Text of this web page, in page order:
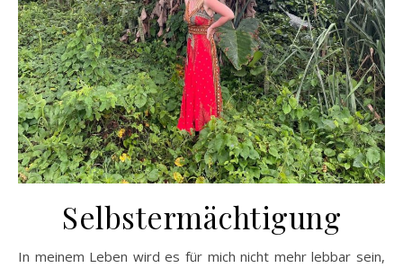
Selbstermächtigung
In meinem Leben wird es für mich nicht mehr lebbar sein,